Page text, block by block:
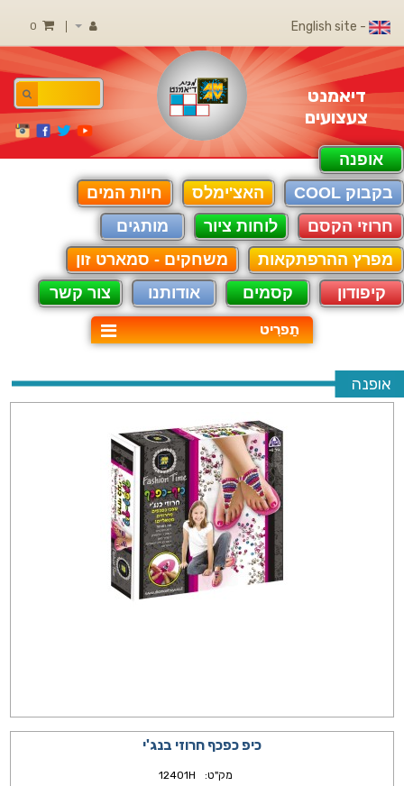
- English site
דיאמנט
צעצועים
אופנה
בקבוק COOL
האצ'ימלס
חיות המים
חרוזי הקסם
לוחות ציור
מותגים
מפרץ ההרפתקאות
משחקים - סמארט זון
קיפודון
קסמים אודותנו צור קשר
תַפרִיט
אופנה
כיפ כפכף חרוזי בנג'י
מק"ט: 12401H